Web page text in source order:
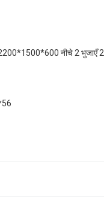
नीचे 2 भुजाएँ 2